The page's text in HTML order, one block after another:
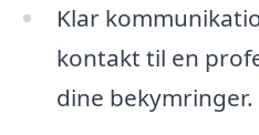
Klar
kontakt til en
dine bekymringer.